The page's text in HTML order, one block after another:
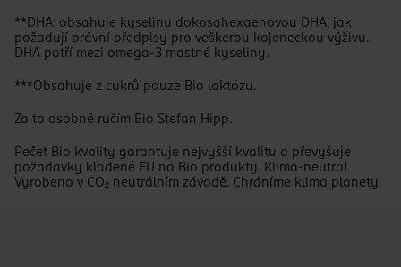
**DHA: obsahuje kyselinu dokosahexaenovou DHA, jak
požadují právní předpisy pro veškerou kojeneckou výživu.
DHA patří mezi omega-3 mastné kyseliny.
***Obsahuje z cukrů pouze Bio laktózu.
Za to osobně ručím Bio Stefan Hipp.
Pečeť Bio kvality garantuje nejvyšší kvalitu a převyšuje
požadavky kladené EU na Bio produkty. Klima-neutral
Vyrobeno v CO₂ neutrálním závodě. Chráníme klima planety